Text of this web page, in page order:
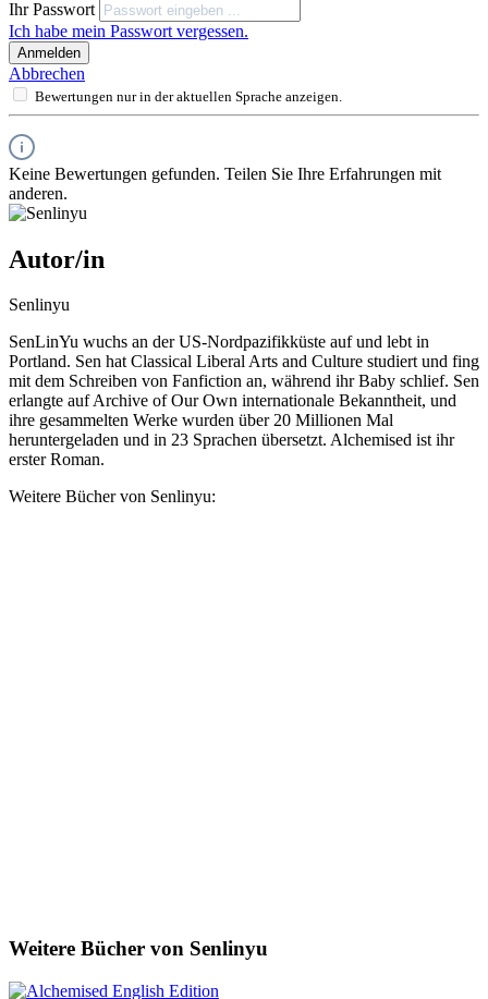
Ihr Passwort
Ich habe mein Passwort vergessen.
Anmelden
Abbrechen
Bewertungen nur in der aktuellen Sprache anzeigen.
Keine Bewertungen gefunden. Teilen Sie Ihre Erfahrungen mit
anderen.
Autor/in
Senlinyu
SenLinYu wuchs an der US-Nordpazifikküste auf und lebt in
Portland. Sen hat Classical Liberal Arts and Culture studiert und fing
mit dem Schreiben von Fanfiction an, während ihr Baby schlief. Sen
erlangte auf Archive of Our Own internationale Bekanntheit, und
ihre gesammelten Werke wurden über 20 Millionen Mal
heruntergeladen und in 23 Sprachen übersetzt. Alchemised ist ihr
erster Roman.
Weitere Bücher von Senlinyu:
Weitere Bücher von Senlinyu